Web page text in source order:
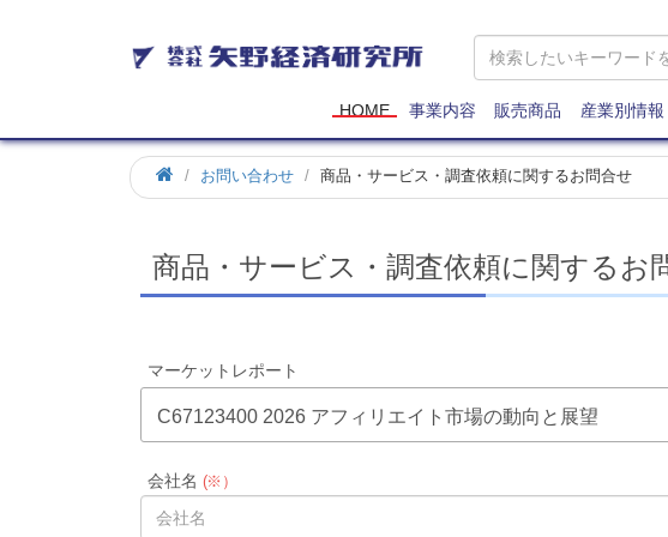
矢
野
研
究
所
HOME 事業内容 販売商品 産業別情報
お問い合わせ 商品・サービス・調査依頼に関するお問合せ
商品・サービス・調査依頼に関するお
マーケットレポート
C67123400 2026 アフィリエイト市場の動向と展望
会社名 (※）